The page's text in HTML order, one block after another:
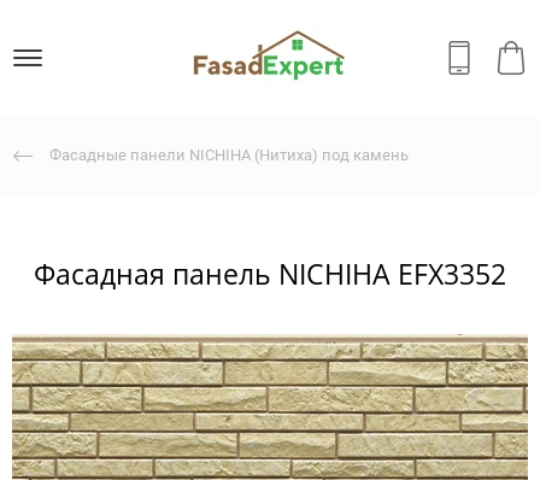
Фасадные панели NICHIHA (Нитиха) под камень
Фасадная панель NICHIHA EFX3352